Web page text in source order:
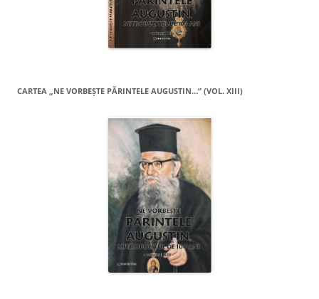
CARTEA „NE VORBEŞTE PĂRINTELE AUGUSTIN…” (VOL. XIII)